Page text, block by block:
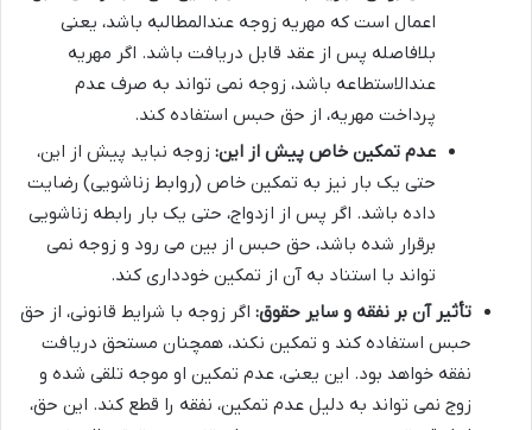
اعمال است که مهریه زوجه عندالمطالبه باشد، یعنی
بلافاصله پس از عقد قابل دریافت باشد. اگر مهریه
عندالاستطاعه باشد، زوجه نمی تواند به صرف عدم
پرداخت مهریه، از حق حبس استفاده کند.
عدم تمکین خاص پیش از این: زوجه نباید پیش از این،
حتی یک بار نیز به تمکین خاص (روابط زناشویی) رضایت
داده باشد. اگر پس از ازدواج، حتی یک بار رابطه زناشویی
برقرار شده باشد، حق حبس از بین می رود و زوجه نمی
تواند با استناد به آن از تمکین خودداری کند.
تأثیر آن بر نفقه و سایر حقوق: اگر زوجه با شرایط قانونی، از حق
حبس استفاده کند و تمکین نکند، همچنان مستحق دریافت
نفقه خواهد بود. این یعنی، عدم تمکین او موجه تلقی شده و
زوج نمی تواند به دلیل عدم تمکین، نفقه را قطع کند. این حق،